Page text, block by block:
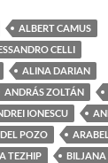
ALBERT CAMUS
CELLI
ALINA DARIAN
ANDRÁS ZOLTÁN
IONESCU
POZO
TEZHIP
BILJANA